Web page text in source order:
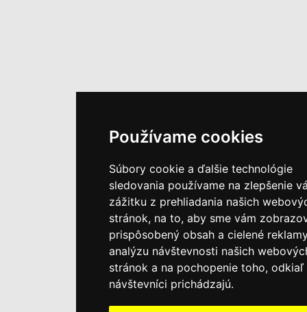
Používame cookies
Súbory cookie a ďalšie technológie
sledovania používame na zlepšenie
zážitku z prehliadania našich
stránok, na to, aby sme vám
prispôsobený obsah a cielené
analýzu návštevnosti našich
stránok a na pochopenie toho, odkiaľ
návštevníci prichádzajú.